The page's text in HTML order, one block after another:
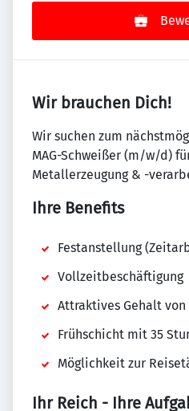
Wir brauchen Dich!
Wir suchen zum
MAG-Schweißer (m/w/d)
Metallerzeugung & -
Ihre Benefits
Festanstellung
Vollzeitbeschäftigung
Attraktives Gehalt von
Frühschicht mit 35
Möglichkeit zur
Ihr Reich - Ihre